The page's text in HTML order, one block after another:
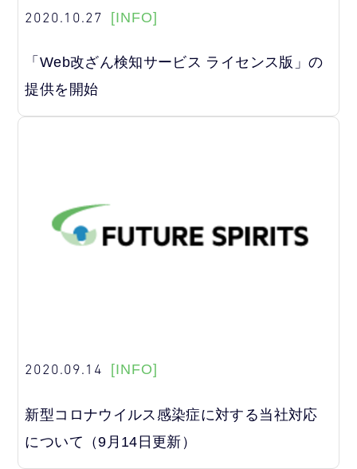
2020.10.27 [INFO]
「Web改ざん検知サービス ライセンス版」の
提供を開始
2020.09.14 [INFO]
新型コロナウイルス感染症に対する当社対応
について（9月14日更新）